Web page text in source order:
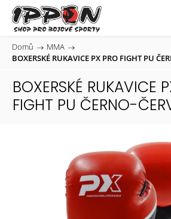
Domů / MMA /
BOXERSKÉ RUKAVICE PX PRO FIGHT PU
BOXERSKÉ RUKAVICE
FIGHT PU ČERNO-